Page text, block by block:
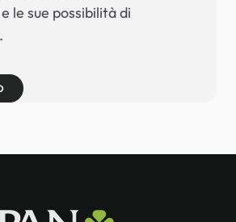
le sue possibilità di